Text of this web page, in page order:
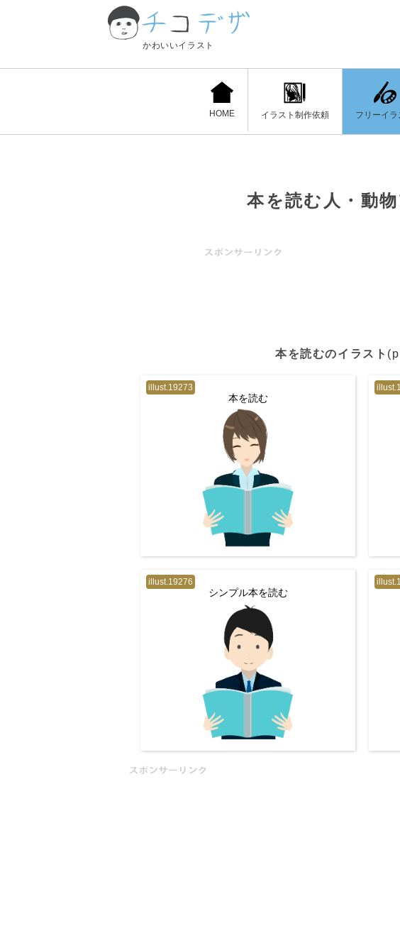
かわいいイラスト
HOME イラスト制作依頼 フリーイラ
本を読む人・動
本を読むのイラスト
illust.19273
本を読む
illust.19276
シンプル本を読む